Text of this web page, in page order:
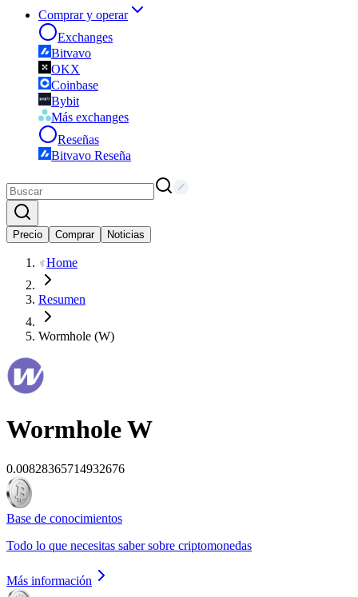
Comprar y operar
Exchanges
Bitvavo
OKX
Coinbase
Bybit
Más exchanges
Reseñas
Bitvavo Reseña
Precio Comprar Noticias
Home
Resumen
Wormhole (W)
WormholeW
0.00828365714932676
Base de conocimientos
Todo lo que necesitas saber sobre criptomonedas
Más información